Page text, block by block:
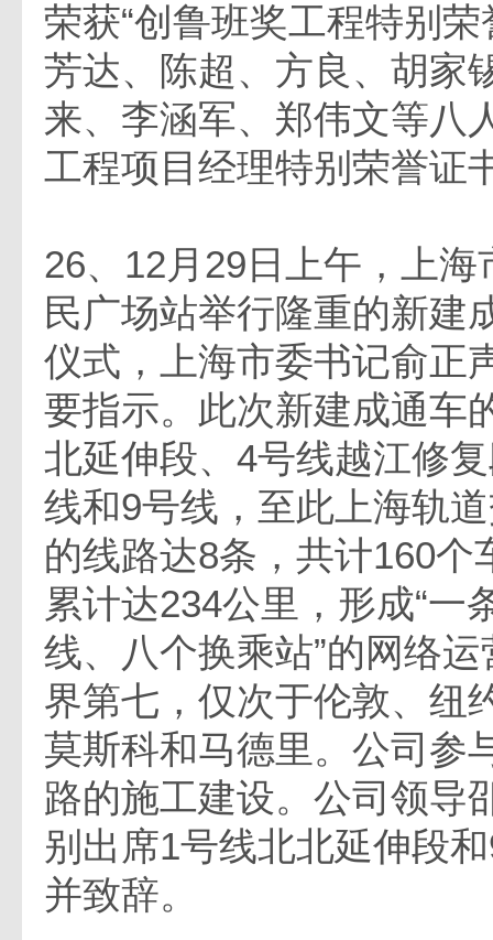
荣获“创鲁班奖工程特别
芳达、陈超、方良、胡家
来、李涵军、郑伟文等八
工程项目经理特别荣誉证
26、12月29日上午，上
民广场站举行隆重的新建
仪式，上海市委书记俞正
要指示。此次新建成通车
北延伸段、4号线越江修
线和9号线，至此上海轨
的线路达8条，共计160个
累计达234公里，形成“一
线、八个换乘站”的网络
界第七，仅次于伦敦、纽
莫斯科和马德里。公司参
路的施工建设。公司领导
别出席1号线北北延伸段
并致辞。